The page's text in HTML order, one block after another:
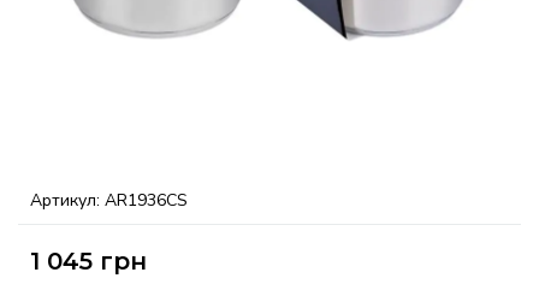
Артикул: AR1936CS
1 045 грн